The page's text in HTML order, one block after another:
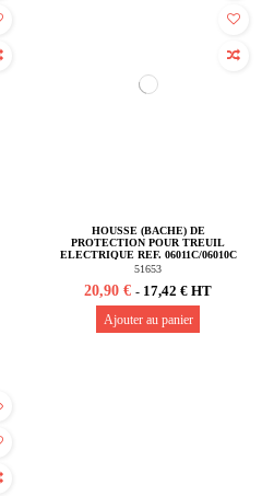
HOUSSE (BACHE) DE
PROTECTION POUR TREUIL
ELECTRIQUE REF. 06011C/06010C
51653
20,90 € - 17,42 € HT
Ajouter au panier